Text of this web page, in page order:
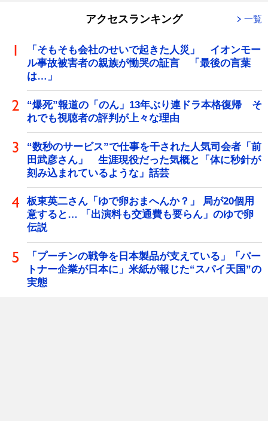
アクセスランキング 一覧
「そもそも会社のせいで起きた人災」 イオンモー
ル事故被害者の親族が慟哭の証言 「最後の言葉
は…」
“爆死”報道の「のん」13年ぶり連ドラ本格復帰 そ
れでも視聴者の評判が上々な理由
“数秒のサービス”で仕事を干された人気司会者「前
田武彦さん」 生涯現役だった気概と「体に秒針が
刻み込まれているような」話芸
板東英二さん「ゆで卵おまへんか？」 局が20個用
意すると… 「出演料も交通費も要らん」のゆで卵
伝説
「プーチンの戦争を日本製品が支えている」「パー
トナー企業が日本に」米紙が報じた“スパイ天国”の
実態